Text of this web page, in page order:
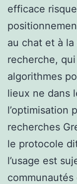
efficace
au chat et à
recherche,
algorithmes
lieux ne dans
l’optimisation
recherches
le protocole
l’usage est